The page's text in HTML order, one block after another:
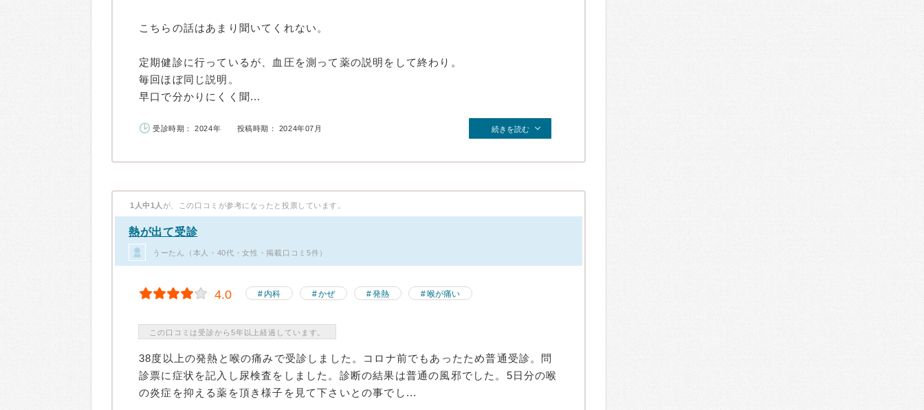
こちらの話はあまり聞いてくれない。
定期健診に行っているが、血圧を測って薬の説明をして終わり。
毎回ほぼ同じ説明。
早口で分かりにくく聞...
受診時期： 2024年 投稿時期： 2024年07月 続きを読む
1人中1人 が、この口コミが参考になったと投票しています。
熱が出て受診
うーたん（本人・40代・女性・掲載口コミ5件）
4.0 内科 かぜ 発熱 喉が痛い
この口コミは受診から5年以上経過しています。
38度以上の発熱と喉の痛みで受診しました。コロナ前でもあったため普通受診。問
診票に症状を記入し尿検査をしました。診断の結果は普通の風邪でした。5日分の喉
の炎症を抑える薬を頂き様子を見て下さいとの事でし...